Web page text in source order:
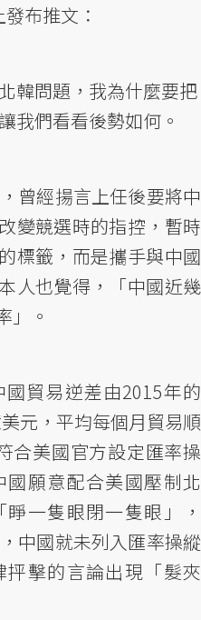
布推文：
韓問題，我為什麼要把
我們看看後勢如何。
曾經揚言上任後要將中
變競選時的指控，暫時
標籤，而是攜手與中國
人也覺得，「中國近幾
」。
貿易逆差由2015年的
元，平均每個月貿易順
合美國官方設定匯率操
願意配合美國壓制北
一隻眼閉一隻眼」，
中國就未列入匯率操縱
擊的言論出現「髮夾